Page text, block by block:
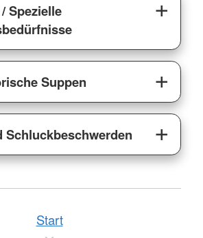
Spezielle
Suppen
Schluckbeschwerden
Start